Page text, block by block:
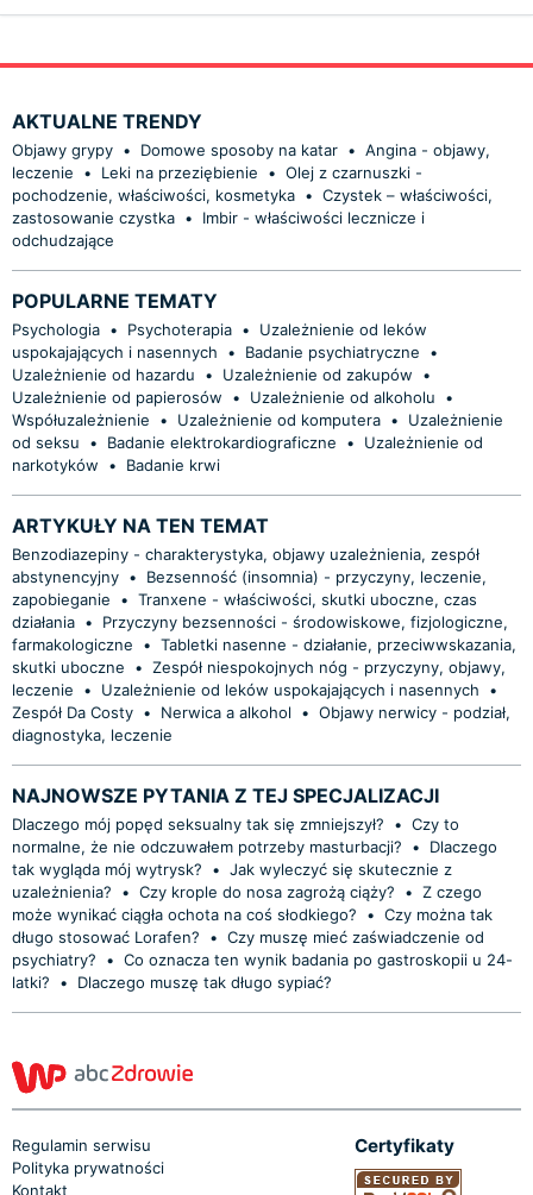
AKTUALNE TRENDY
Objawy grypy • Domowe sposoby na katar • Angina - objawy,
leczenie
• Leki na przeziębienie • Olej z czarnuszki -
pochodzenie, właściwości, kosmetyka • Czystek – właściwości,
zastosowanie czystka •
Imbir - właściwości lecznicze i
odchudzające
POPULARNE TEMATY
Psychologia • Psychoterapia •
Uzależnienie od leków
uspokajających i nasennych
• Badanie psychiatryczne
•
Uzależnienie od hazardu
• Uzależnienie od zakupów
•
Uzależnienie od papierosów
• Uzależnienie od alkoholu
•
Współuzależnienie
• Uzależnienie od komputera •
Uzależnienie
od seksu
• Badanie elektrokardiograficzne •
Uzależnienie od
narkotyków
• Badanie krwi
ARTYKUŁY NA TEN TEMAT
Benzodiazepiny - charakterystyka, objawy uzależnienia, zespół
abstynencyjny •
Bezsenność (insomnia) - przyczyny, leczenie,
zapobieganie
• Tranxene - właściwości, skutki uboczne, czas
działania •
Przyczyny bezsenności - środowiskowe, fizjologiczne,
farmakologiczne
• Tabletki nasenne - działanie, przeciwwskazania,
skutki uboczne
• Zespół niespokojnych nóg - przyczyny, objawy,
leczenie
• Uzależnienie od leków uspokajających i nasennych
•
Zespół Da Costy • Nerwica a alkohol • Objawy nerwicy - podział,
diagnostyka, leczenie
NAJNOWSZE PYTANIA Z TEJ SPECJALIZACJI
Dlaczego mój popęd seksualny tak się zmniejszył? • Czy to
normalne, że nie odczuwałem potrzeby masturbacji?
•
Dlaczego
tak wygląda mój wytrysk?
• Jak wyleczyć się skutecznie z
uzależnienia?
• Czy krople do nosa zagrożą ciąży? • Z czego
może wynikać ciągła ochota na coś słodkiego?
• Czy można tak
długo stosować Lorafen?
• Czy muszę mieć zaświadczenie od
psychiatry?
• Co oznacza ten wynik badania po gastroskopii u 24-
latki?
• Dlaczego muszę tak długo sypiać?
Regulamin serwisu
Polityka prywatności
Kontakt
Certyfikaty